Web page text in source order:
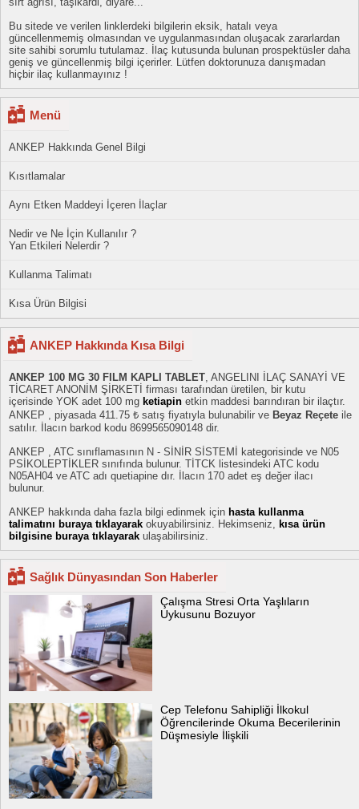
Bu sitede ve verilen linklerdeki bilgilerin eksik, hatalı veya
güncellenmemiş olmasından ve uygulanmasından oluşacak zararlardan
site sahibi sorumlu tutulamaz. İlaç kutusunda bulunan prospektüsler daha
geniş ve güncellenmiş bilgi içerirler. Lütfen doktorunuza danışmadan
hiçbir ilaç kullanmayınız !
Menü
ANKEP Hakkında Genel Bilgi
Kısıtlamalar
Aynı Etken Maddeyi İçeren İlaçlar
Nedir ve Ne İçin Kullanılır ?
Yan Etkileri Nelerdir ?
Kullanma Talimatı
Kısa Ürün Bilgisi
ANKEP Hakkında Kısa Bilgi
ANKEP 100 MG 30 FILM KAPLI TABLET, ANGELINI İLAÇ SANAYİ VE
TİCARET ANONİM ŞİRKETİ firması tarafından üretilen, bir kutu
içerisinde YOK adet 100 mg ketiapin etkin maddesi barındıran bir ilaçtır.
ANKEP , piyasada 411.75 ₺ satış fiyatıyla bulunabilir ve Beyaz Reçete ile
satılır. İlacın barkod kodu 8699565090148 dir.
ANKEP , ATC sınıflamasının N - SİNİR SİSTEMİ kategorisinde ve N05
PSİKOLEPTİKLER sınıfında bulunur. TİTCK listesindeki ATC kodu
N05AH04 ve ATC adı quetiapine dır. İlacın 170 adet eş değer ilacı
bulunur.
ANKEP hakkında daha fazla bilgi edinmek için hasta kullanma
talimatını buraya tıklayarak okuyabilirsiniz. Hekimseniz, kısa ürün
bilgisine buraya tıklayarak ulaşabilirsiniz.
Sağlık Dünyasından Son Haberler
Çalışma Stresi Orta Yaşlıların
Uykusunu Bozuyor
Cep Telefonu Sahipliği İlkokul
Öğrencilerinde Okuma Becerilerinin
Düşmesiyle İlişkili